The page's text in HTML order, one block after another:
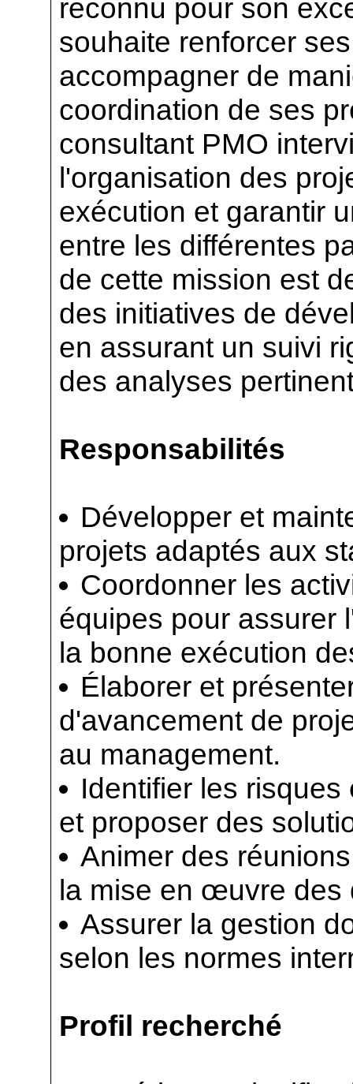
reconnu pour son
souhaite renforcer
accompagner de
coordination de ses
consultant PMO
l'organisation des
exécution et garantir
entre les différentes
de cette mission est
des initiatives de
en assurant un suivi
des analyses
Responsabilités
Développer et
projets adaptés aux
Coordonner les
équipes pour assurer
la bonne exécution
Élaborer et
d'avancement de
au management.
Identifier les
et proposer des
Animer des
la mise en œuvre des
Assurer la gestion
selon les normes
Profil recherché